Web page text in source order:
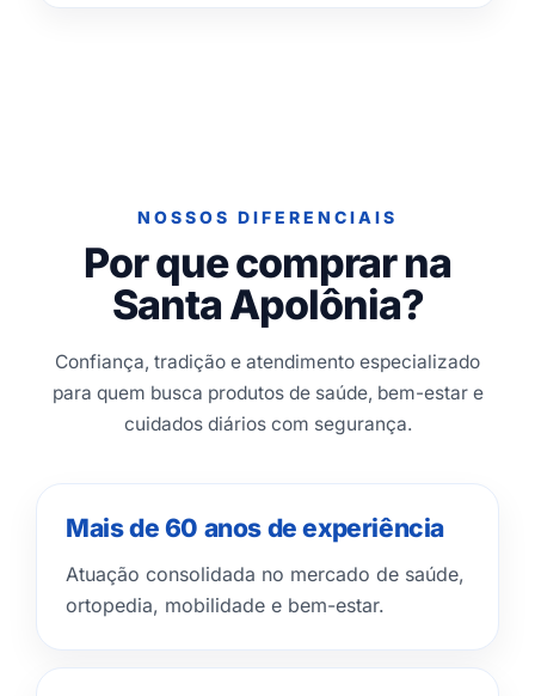
NOSSOS DIFERENCIAIS
Por que comprar na
Santa Apolônia?
Confiança, tradição e atendimento especializado
para quem busca produtos de saúde, bem-estar e
cuidados diários com segurança.
Mais de 60 anos de experiência
Atuação consolidada no mercado de saúde,
ortopedia, mobilidade e bem-estar.